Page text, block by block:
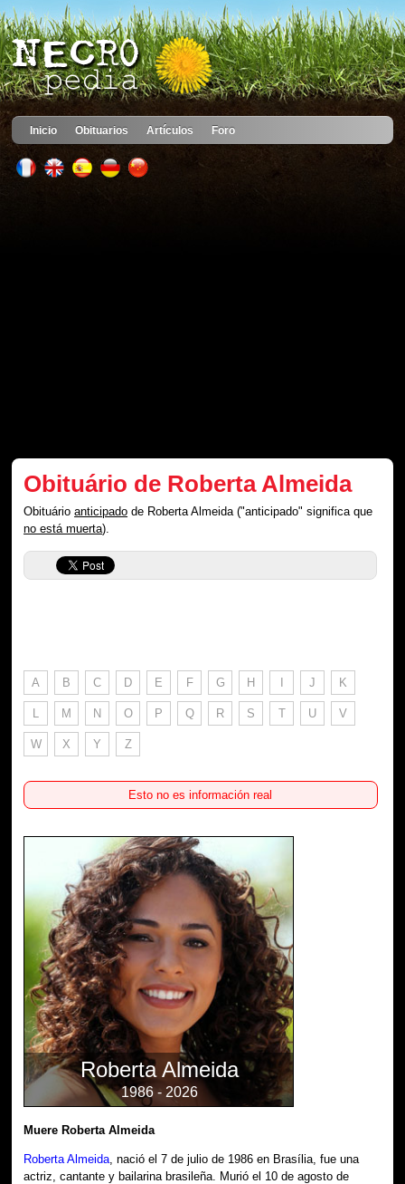
Inicio Obituarios Artículos Foro
Obituário de Roberta Almeida
Obituárioanticipado de Roberta Almeida ("anticipado" significa que
no está muerta).
A B C D E F G H I J K
L M N O P Q R S T U V
W X Y Z
Esto no es información real
Roberta Almeida
1986 - 2026
Muere Roberta Almeida
Roberta Almeida , nació el 7 de julio de 1986 en Brasília, fue una
actriz, cantante y bailarina brasileña. Murió el 10 de agosto de